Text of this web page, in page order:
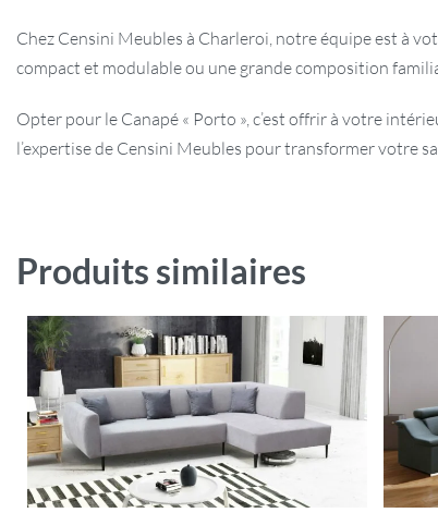
Chez Censini Meubles à Charleroi, notre équipe est à
compact et modulable ou une grande composition
Opter pour le Canapé « Porto », c’est offrir à votre
l’expertise de Censini Meubles pour transformer votre
Produits similaires